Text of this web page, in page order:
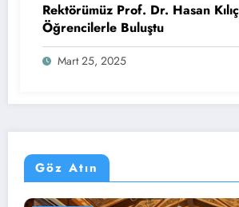
Rektörümüz Prof. Dr. Hasan Kılıç
Öğrencilerle Buluştu
Mart 25, 2025
Göz Atın